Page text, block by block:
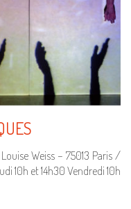
Weiss – 75013 Paris /
10h et 14h30 Vendredi 10h